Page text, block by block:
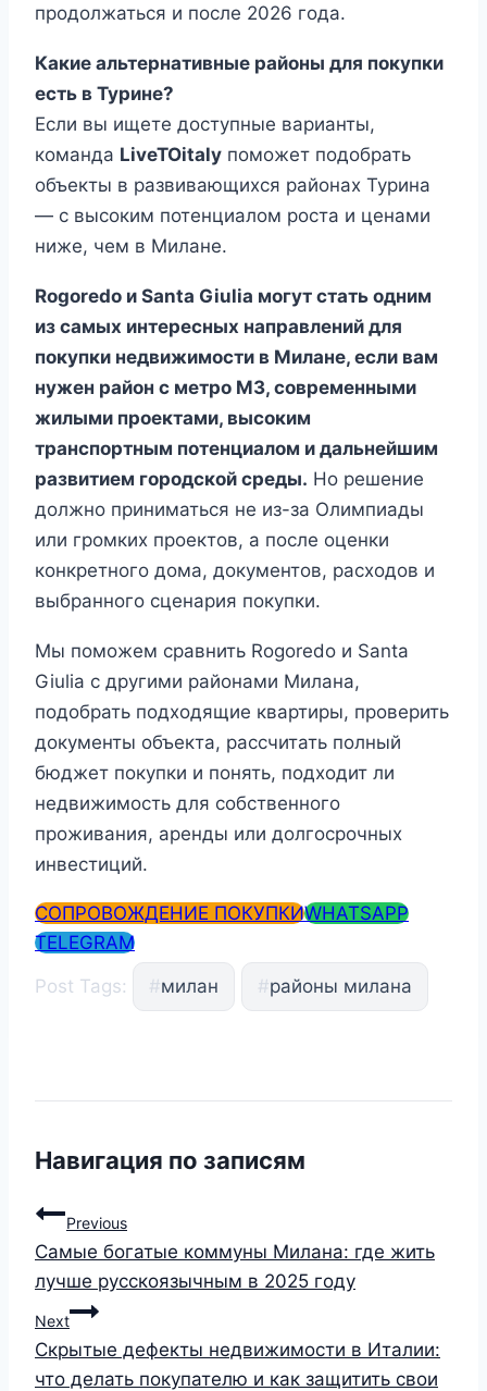
продолжаться и после 2026 года.
Какие альтернативные районы для покупки
есть в Турине?
Если вы ищете доступные варианты,
команда LiveTOitaly поможет подобрать
объекты в развивающихся районах Турина
— с высоким потенциалом роста и ценами
ниже, чем в Милане.
Rogoredo и Santa Giulia могут стать одним
из самых интересных направлений для
покупки недвижимости в Милане, если вам
нужен район с метро M3, современными
жилыми проектами, высоким
транспортным потенциалом и дальнейшим
развитием городской среды. Но решение
должно приниматься не из-за Олимпиады
или громких проектов, а после оценки
конкретного дома, документов, расходов и
выбранного сценария покупки.
Мы поможем сравнить Rogoredo и Santa
Giulia с другими районами Милана,
подобрать подходящие квартиры, проверить
документы объекта, рассчитать полный
бюджет покупки и понять, подходит ли
недвижимость для собственного
проживания, аренды или долгосрочных
инвестиций.
СОПРОВОЖДЕНИЕ ПОКУПКИWHATSAPP
TELEGRAM
Post Tags:
#милан #районы милана
Навигация по записям
Previous
Самые богатые коммуны Милана: где жить
лучше русскоязычным в 2025 году
Next
Скрытые дефекты недвижимости в Италии:
что делать покупателю и как защитить свои